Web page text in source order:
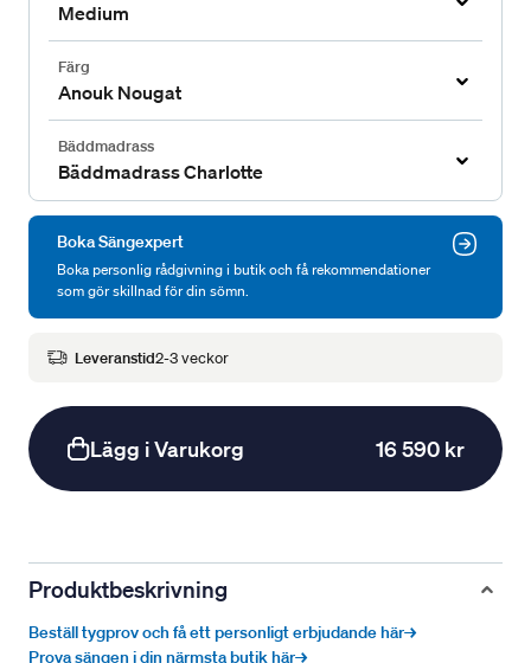
Medium
Färg
Anouk Nougat
Bäddmadrass
Bäddmadrass Charlotte
Boka Sängexpert
Boka personlig rådgivning i butik och få rekommendationer
som gör skillnad för din sömn.
Leveranstid2-3 veckor
Lägg i Varukorg 16 590 kr
Produktbeskrivning
Beställ tygprov och få ett personligt erbjudande här→
Prova sängen i din närmsta butik här→